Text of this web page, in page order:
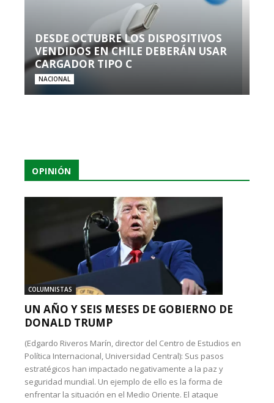
DESDE OCTUBRE LOS DISPOSITIVOS
VENDIDOS EN CHILE DEBERÁN USAR
CARGADOR TIPO C
NACIONAL
OPINIÓN
COLUMNISTAS
UN AÑO Y SEIS MESES DE GOBIERNO DE
DONALD TRUMP
(Edgardo Riveros Marín, director del Centro de Estudios en
Política Internacional, Universidad Central): Sus pasos
estratégicos han impactado negativamente a la paz y
seguridad mundial. Un ejemplo de ello es la forma de
enfrentar la situación en el Medio Oriente. El ataque